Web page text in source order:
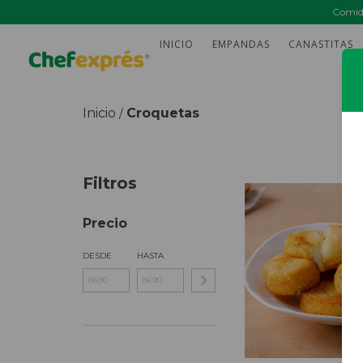
INICIO EMPANDAS CANASTITAS
Inicio / Croquetas
Filtros
Precio
DESDE HASTA